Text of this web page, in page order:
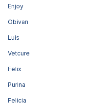
Enjoy
Obivan
Luis
Vetcure
Felix
Purina
Felicia